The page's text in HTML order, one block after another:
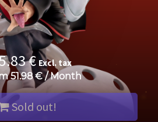
€ Excl. tax
51.98€ /Month
Sold out!